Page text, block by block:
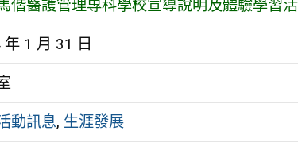
偕醫護管理專科學校宣導說明及體驗學習
1 月 31 日
動訊息, 生涯發展